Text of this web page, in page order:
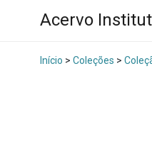
Acervo
Início > Coleções >